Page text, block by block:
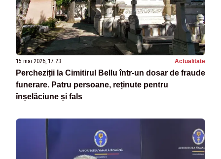
15 mai 2026, 17:23 Actualitate
Percheziții la Cimitirul Bellu într-un dosar de fraude
funerare. Patru persoane, reținute pentru
înșelăciune și fals